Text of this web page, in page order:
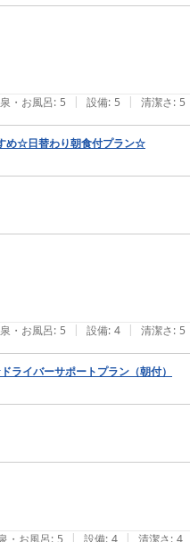
・お風呂: 5 | 設備: 5 | 清潔さ: 5
め☆日替わり朝食付プラン☆
・お風呂: 5 | 設備: 4 | 清潔さ: 5
イバーサポートプラン（朝付）
・お風呂: 5 | 設備: 4 | 清潔さ: 4